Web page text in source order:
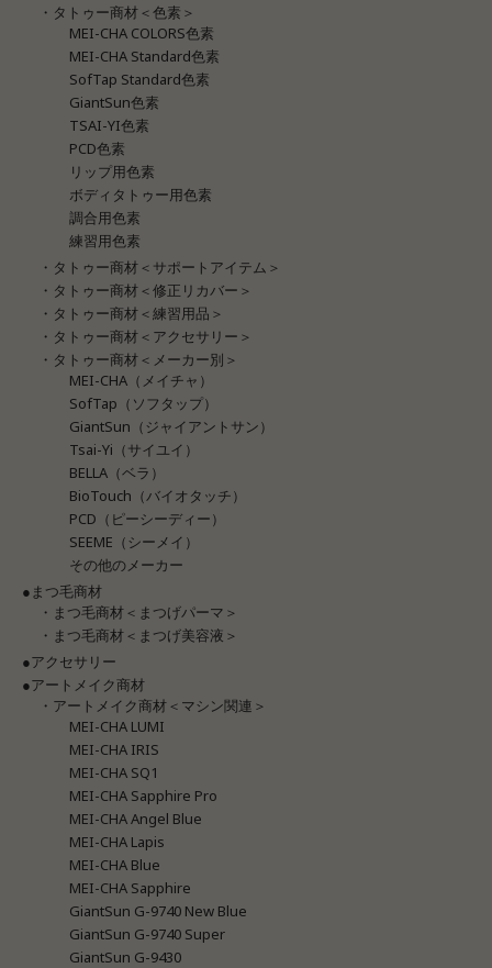
・タトゥー商材＜色素＞
MEI-CHA COLORS色素
MEI-CHA Standard色素
SofTap Standard色素
GiantSun色素
TSAI-YI色素
PCD色素
リップ用色素
ボディタトゥー用色素
調合用色素
練習用色素
・タトゥー商材＜サポートアイテム＞
・タトゥー商材＜修正リカバー＞
・タトゥー商材＜練習用品＞
・タトゥー商材＜アクセサリー＞
・タトゥー商材＜メーカー別＞
MEI-CHA（メイチャ）
SofTap（ソフタップ）
GiantSun（ジャイアントサン）
Tsai-Yi（サイユイ）
BELLA（ベラ）
BioTouch（バイオタッチ）
PCD（ピーシーディー）
SEEME（シーメイ）
その他のメーカー
●まつ毛商材
・まつ毛商材＜まつげパーマ＞
・まつ毛商材＜まつげ美容液＞
●アクセサリー
●アートメイク商材
・アートメイク商材＜マシン関連＞
MEI-CHA LUMI
MEI-CHA IRIS
MEI-CHA SQ1
MEI-CHA Sapphire Pro
MEI-CHA Angel Blue
MEI-CHA Lapis
MEI-CHA Blue
MEI-CHA Sapphire
GiantSun G-9740 New Blue
GiantSun G-9740 Super
GiantSun G-9430